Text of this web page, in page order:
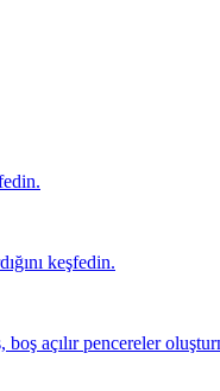
keşfedin.
açılır pencereler